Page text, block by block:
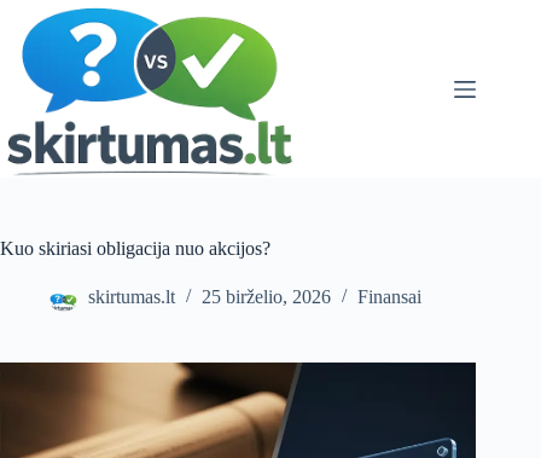
content
Kuo skiriasi obligacija nuo akcijos?
skirtumas.lt 25 birželio, 2026 Finansai